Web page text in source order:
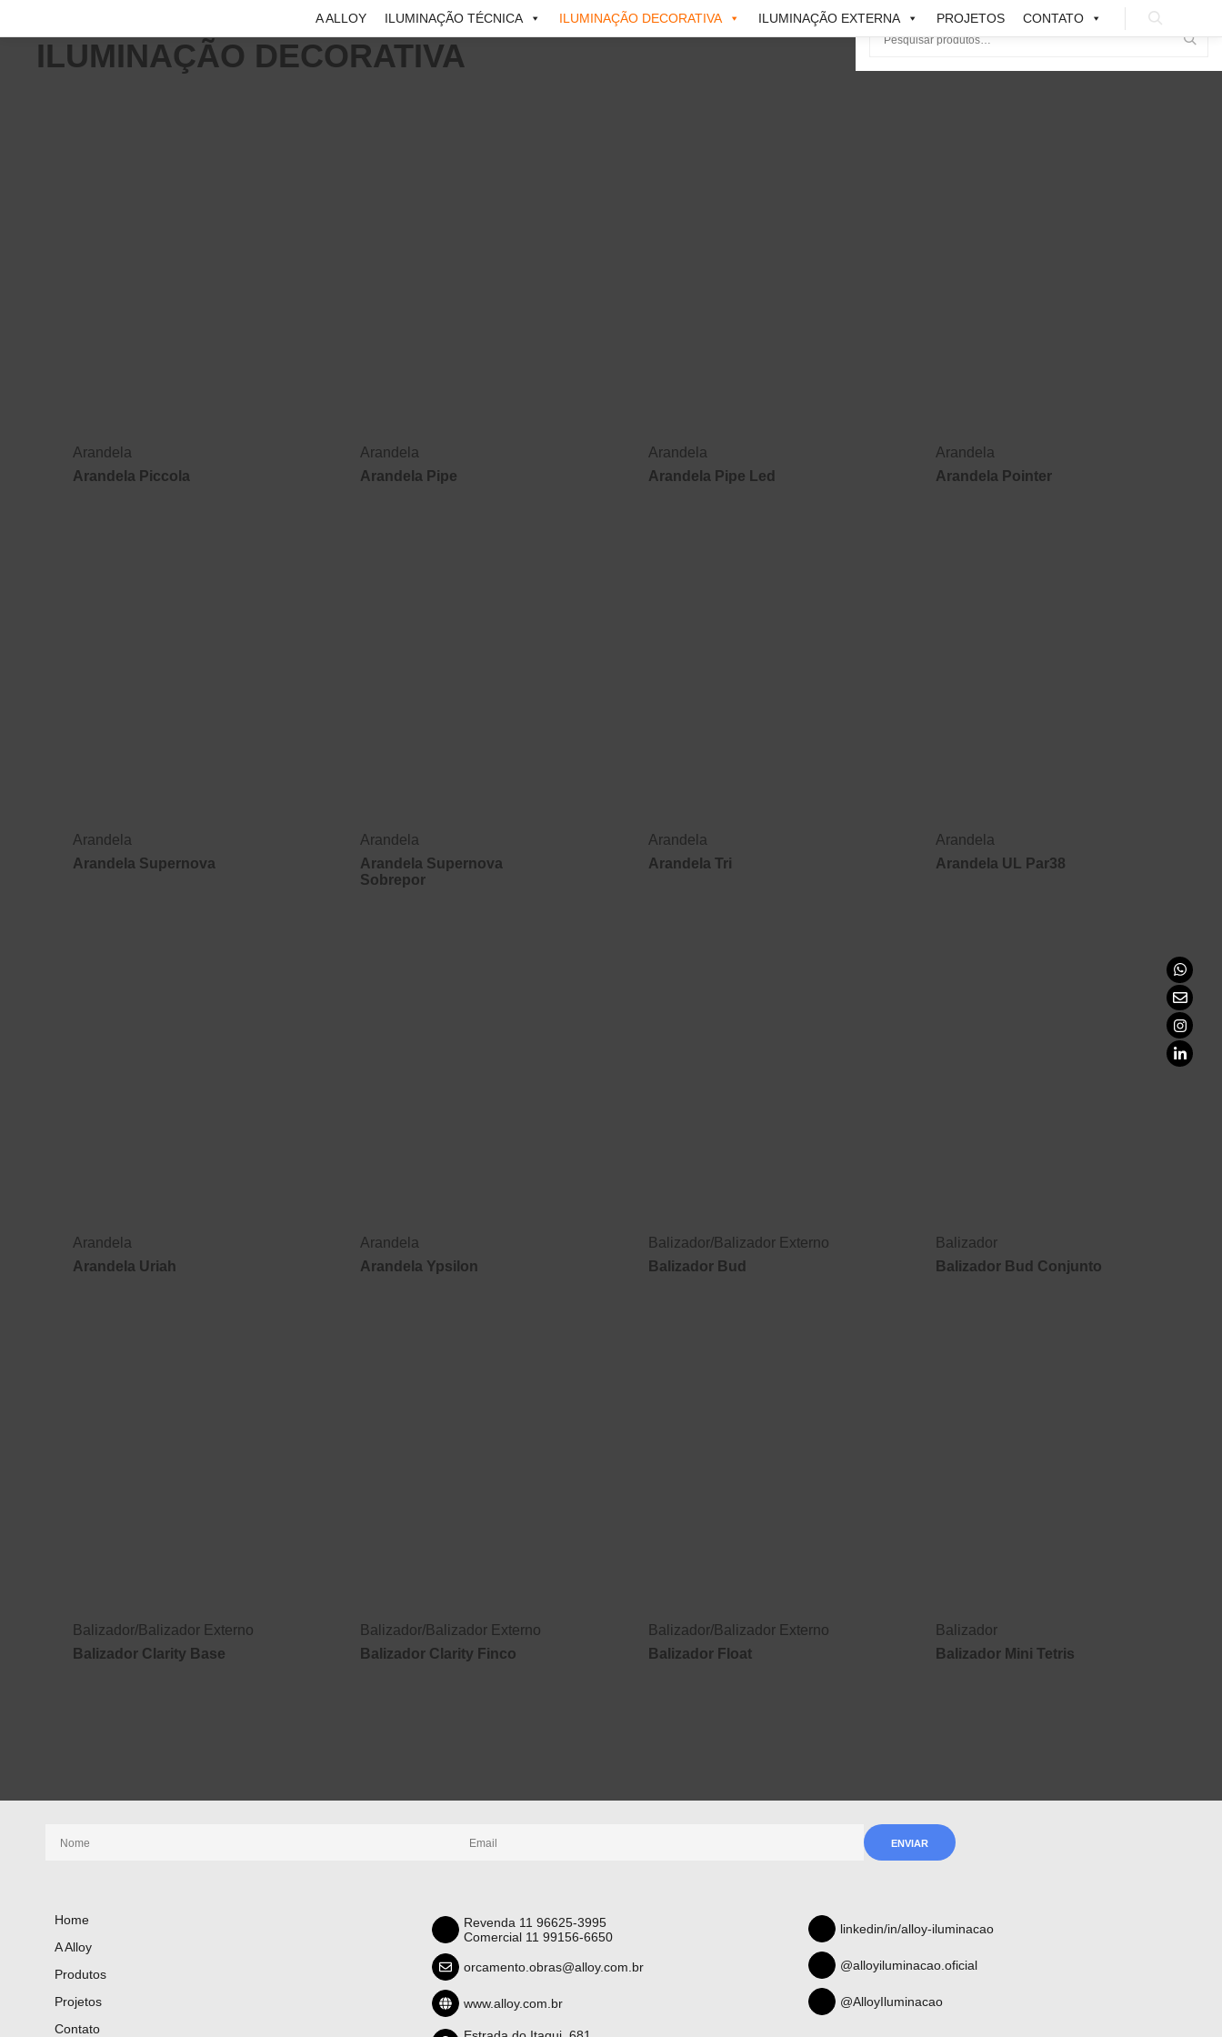
A ALLOY ILUMINAÇÃO TÉCNICA ILUMINAÇÃO DECORATIVA ILUMINAÇÃO EXTERNA PROJETOS CONTATO
ILUMINAÇÃO DECORATIVA
Arandela
Arandela Piccola
Arandela
Arandela Pipe
Arandela
Arandela Pipe Led
Arandela
Arandela Pointer
Arandela
Arandela Supernova
Arandela
Arandela Supernova
Sobrepor
Arandela
Arandela Tri
Arandela
Arandela UL Par38
Arandela
Arandela Uriah
Arandela
Arandela Ypsilon
Balizador/Balizador Externo
Balizador Bud
Balizador
Balizador Bud Conjunto
Balizador/Balizador Externo
Balizador Clarity Base
Balizador/Balizador Externo
Balizador Clarity Finco
Balizador/Balizador Externo
Balizador Float
Balizador
Balizador Mini Tetris
Home
A Alloy
Produtos
Projetos
Contato
Revenda 11 96625-3995
Comercial 11 99156-6650
orcamento.obras@alloy.com.br
www.alloy.com.br
linkedin/in/alloy-iluminacao
@alloyiluminacao.oficial
@AlloyIluminacao